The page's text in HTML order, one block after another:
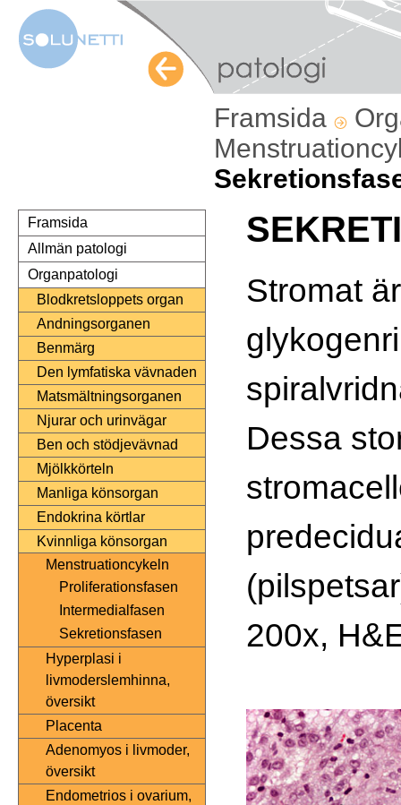
Framsida
Framsida
Allmän patologi
Organpatologi
Blodkretsloppets organ
Andningsorganen
Benmärg
Den lymfatiska vävnaden
Matsmältningsorganen
Njurar och urinvägar
Ben och stödjevävnad
Mjölkkörteln
Manliga könsorgan
Endokrina körtlar
Kvinnliga könsorgan
Menstruationcykeln
Proliferationsfasen
Intermedialfasen
Sekretionsfasen
Hyperplasi i
livmoderslemhinna,
översikt
Placenta
Adenomyos i livmoder,
översikt
Endometrios i ovarium,
Stromat
Dessa
200x,